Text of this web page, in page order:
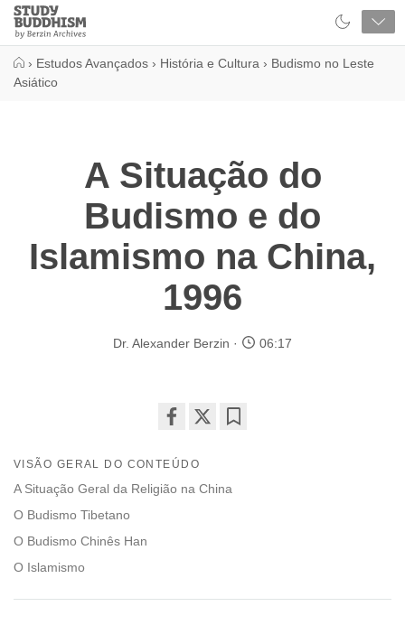
Close
Study
Buddhism
› Estudos Avançados › História e Cultura › Budismo no Leste
Asiático
A Situação do
Budismo e do
Islamismo na China,
1996
Dr. Alexander Berzin 06:17
on
facebook
VISÃO GERAL DO CONTEÚDO
A Situação Geral da Religião na China
O Budismo Tibetano
O Budismo Chinês Han
O Islamismo